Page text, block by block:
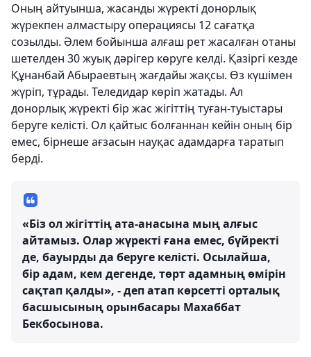
Оның айтуынша, жасанды жүректі донорлық
жүрекпен алмастыру операциясы 12 сағатқа
созылды. Әлем бойынша алғаш рет жасалған отаны
шетелден 30 жуық дәрігер көруге келді. Қазіргі кезде
Құнанбай Абыраевтың жағдайы жақсы. Өз күшімен
жүріп, тұрады. Теледидар көріп жатады. Ал
донорлық жүректі бір жас жігіттің туған-туыстары
беруге келісті. Ол қайтыс болғаннан кейін оның бір
емес, бірнеше ағзасын науқас адамдарға таратып
берді.
«Біз ол жігіттің ата-анасына мың алғыс
айтамыз. Олар жүректі ғана емес, бүйректі
де, бауырды да беруге келісті. Осылайша,
бір адам, кем дегенде, төрт адамның өмірін
сақтап қалды», - деп атап көрсетті орталық
басшысының орынбасары Маxаббат
Бекбосынова.